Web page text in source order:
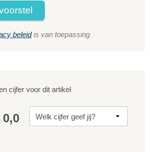
beleidis van toepassing
cijfer voor dit artikel
0,0